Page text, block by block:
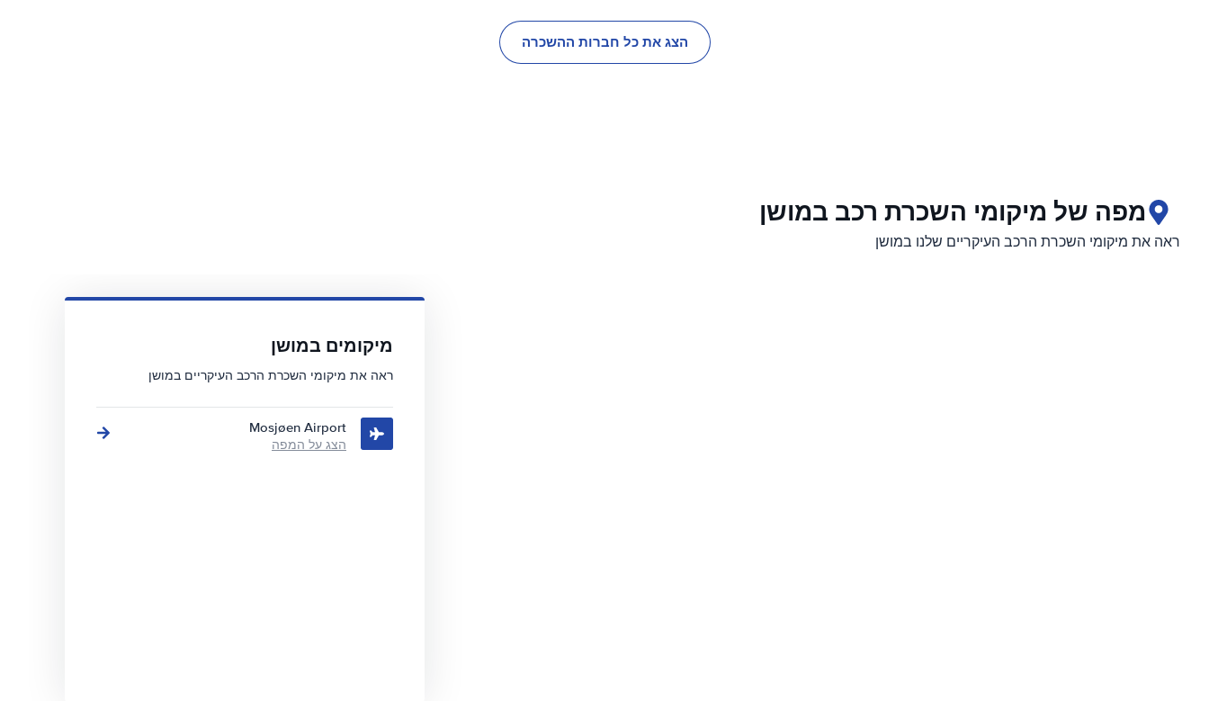
הצג את כל חברות ההשכרה
מפה של מיקומי השכרת רכב במושן
ראה את מיקומי השכרת הרכב העיקריים שלנו במושן
מיקומים במושן
ראה את מיקומי השכרת הרכב העיקריים במושן
Mosjøen Airport
הצג על המפה